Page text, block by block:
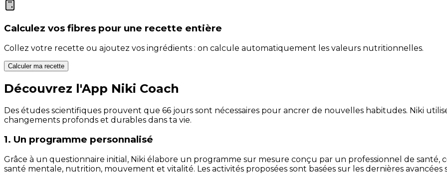
Calculez vos fibres pour une recette entière
Collez votre recette ou ajoutez vos ingrédients : on calcule automatiquement les valeurs nutritionnelles.
Calculer ma recette
Découvrez l'App Niki Coach
Des études scientifiques prouvent que 66 jours sont nécessaires pour ancrer de nouvelles habitudes. Niki
changements profonds et durables dans ta vie.
1. Un programme personnalisé
Grâce à un questionnaire initial, Niki élabore un programme sur mesure conçu par un professionnel de santé,
santé mentale, nutrition, mouvement et vitalité. Les activités proposées sont basées sur les dernières